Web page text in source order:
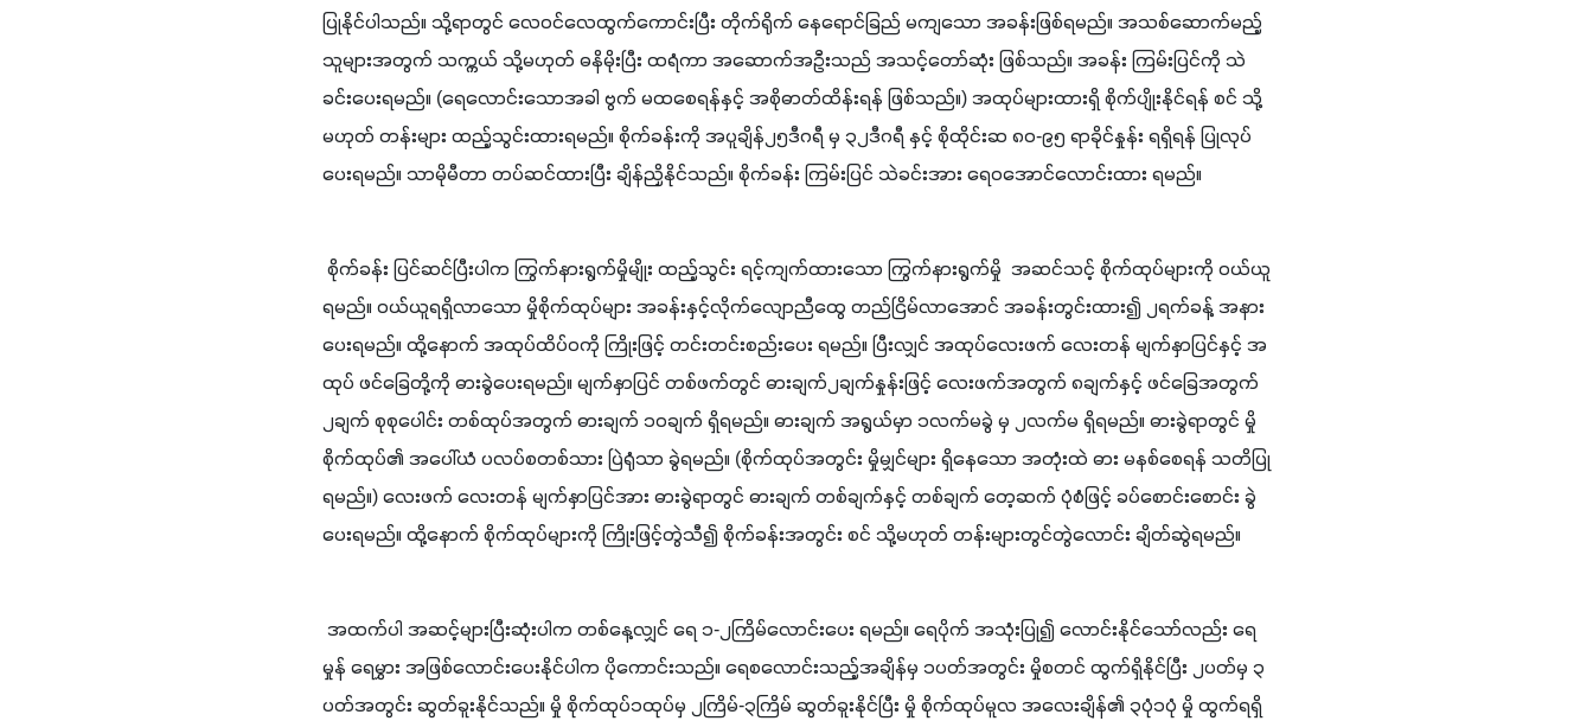
ပြု​နိုင်​ပါ​သည်။ သို့​ရာ​တွင် ​လေ​ဝင်​လေ​ထွက်​ကောင်း​ပြီး ​တိုက်​ရိုက် ​နေ​ရောင်​ခြည် ​မ​ကျ​သော ​အ​ခန်း​ဖြစ်​ရ​မည်။ ​အ​သစ်​ဆောက်​မည့်​
သူ​များ​အ​တွက် ​သ​က္ကယ် ​သို့​မ​ဟုတ် ​ဓ​နိ​မိုး​ပြီး ​ထ​ရံ​ကာ ​အ​ဆောက်​အ​ဦး​သည် ​အ​သင့်​တော်​ဆုံး ​ဖြစ်​သည်။ ​အ​ခန်း ​ကြမ်း​ပြင်​ကို ​သဲ​
ခင်း​ပေး​ရ​မည်။ (​ရေ​လောင်း​သော​အ​ခါ ​ဗွက်​ မ​ထ​စေ​ရန်​နှင့် ​အ​စို​ဓာတ်​ထိန်း​ရန် ​ဖြစ်​သည်။) ​အ​ထုပ်​များ​ထား​ရှိ​ စိုက်​ပျိုး​နိုင်​ရန် ​စင် ​သို့​
မ​ဟုတ် ​တန်း​များ ​ထည့်​သွင်း​ထား​ရ​မည်။ ​စိုက်​ခန်း​ကို ​အ​ပူ​ချိန်၂၅​ဒီ​ဂ​ရီ ​မှ ၃၂​ဒီ​ဂ​ရီ ​နှင့် ​စို​ထိုင်း​ဆ ၈၀-၉၅ ​ရာ​ခိုင်​နှုန်း ​ရ​ရှိ​ရန် ​ပြု​လုပ်​
ပေး​ရ​မည်။ ​သာ​မို​မီ​တာ ​တပ်​ဆင်​ထား​ပြီး ​ချိန်​ညှိ​နိုင်​သည်။ ​စိုက်​ခန်း ​ကြမ်း​ပြင် ​သဲ​ခင်း​အား ​ရေ​ဝ​အောင်​လောင်း​ထား​ ရ​မည်။
ရ​မည်။ ​ဝယ်​ယူ​ရ​ရှိ​လာ​သော ​မှိုစိုက်​ထုပ်​များ ​အ​ခန်း​နှင့်​လိုက်​လျော​ညီ​ထွေ ​တည်​ငြိမ်​လာ​အောင် ​အ​ခန်း​တွင်း​ထား​၍ ၂​ရက်​ခန့်​ အ​နား​
ပေး​ရ​မည်။ ​ထို့​နောက် ​အ​ထုပ်​ထိပ်​ဝ​ကို ​ကြိုး​ဖြင့် ​တင်း​တင်း​စည်း​ပေး​ ရ​မည်။ ​ပြီး​လျှင် ​အ​ထုပ်​လေး​ဖက် ​လေး​တန် ​မျက်​နှာ​ပြင်​နှင့် ​အ​
ထုပ်​ ဖင်​ခြေ​တို့​ကို ​ဓား​ခွဲ​ပေး​ရ​မည်။ ​မျက်​နှာ​ပြင်​ တစ်​ဖက်​တွင် ​ဓားချက်၂​ချက်​နှုန်း​ဖြင့် ​လေး​ဖက်​အ​တွက် ၈​ချက်​နှင့် ​ဖင်​ခြေ​အ​တွက်
၂​ချက် ​စု​စု​ပေါင်း ​တစ်​ထုပ်​အ​တွက် ​ဓားချက် ၁၀​ချက် ​ရှိ​ရ​မည်။ ​ဓားချက်​ အ​ရွယ်​မှာ ၁​လက်​မ​ခွဲ ​မှ ၂​လက်​မ ​ရှိ​ရ​မည်။ ​ဓား​ခွဲ​ရာ​တွင် ​မှို​
စိုက်​ထုပ်​၏ ​အ​ပေါ်​ယံ​ ပ​လပ်​စ​တစ်​သား ​ပြဲ​ရုံ​သာ ​ခွဲ​ရ​မည်။ (​စိုက်​ထုပ်​အ​တွင်း ​မှို​မျှင်​များ​ ရှိ​နေ​သော ​အ​တုံး​ထဲ ​ဓား ​မ​နစ်​စေ​ရန် ​သ​တိ​ပြု​
ရ​မည်။) ​လေး​ဖက် ​လေး​တန် ​မျက်​နှာ​ပြင်​အား ​ဓား​ခွဲ​ရာ​တွင် ​ဓား​ချက် ​တစ်​ချက်​နှင့် ​တစ်​ချက် ​တေ့​ဆက်​ ပုံ​စံ​ဖြင့် ​ခပ်​စောင်း​စောင်း ​ခွဲ​
ပေး​ရ​မည်။ ​ထို့​နောက် ​စိုက်​ထုပ်​များ​ကို ​ကြိုး​ဖြင့်​တွဲ​သီ​၍ ​စိုက်​ခန်း​အ​တွင်း ​စင် ​သို့​မ​ဟုတ် ​တန်း​များ​တွင်​တွဲ​လောင်း​ ချိတ်​ဆွဲ​ရ​မည်။
မှုန် ​ရေ​မွှား အ​ဖြစ်​လောင်း​ပေး​နိုင်​ပါ​က ​ပို​ကောင်း​သည်။ ​ရေ​စ​လောင်း​သည့်​အ​ချိန်​မှ ၁​ပတ်​အ​တွင်း ​မှို​စ​တင်​ ထွက်​ရှိ​နိုင်​ပြီး ၂​ပတ်​မှ ၃​
ပတ်​အ​တွင်း ​ဆွတ်​ခူး​နိုင်​သည်။ ​မှို စိုက်​ထုပ်၁​ထုပ်​မှ ၂​ကြိမ်-၃​ကြိမ် ​ဆွတ်​ခူး​နိုင်​ပြီး ​မှို ​စိုက်​ထုပ်​မူ​လ ​အ​လေး​ချိန်​၏ ၃​ပုံ၁​ပုံ ​မှို ​ထွက်​ရ​ရှိ​